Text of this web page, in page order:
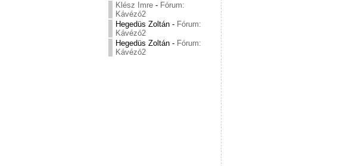
Klész Imre - Fórum:
Kávézó2
Hegedüs Zoltán - Fórum:
Kávézó2
Hegedüs Zoltán - Fórum:
Kávézó2